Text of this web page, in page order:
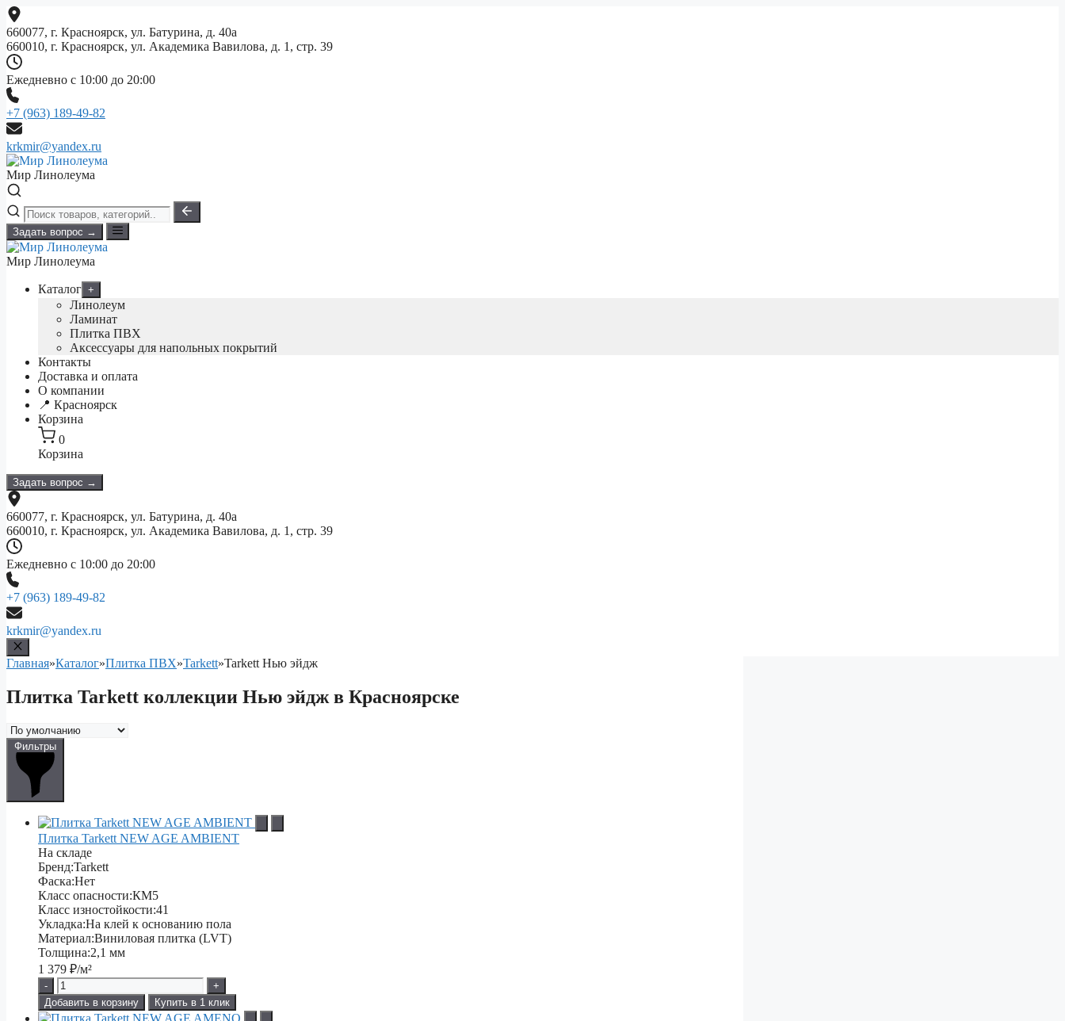
Перейти
к
содержимому
660077, г. Красноярск, ул. Батурина, д. 40а
660010, г. Красноярск, ул. Академика Вавилова, д. 1, стр. 39
Ежедневно с 10:00 до 20:00
+7 (963) 189-49-82
krkmir@yandex.ru
Мир Линолеума
Задать вопрос →
Мир Линолеума
Каталог +
Линолеум
Ламинат
Плитка ПВХ
Аксессуары для напольных покрытий
Контакты
Доставка и оплата
О компании
📍 Красноярск
Корзина
0
Корзина
Задать вопрос →
660077, г. Красноярск, ул. Батурина, д. 40а
660010, г. Красноярск, ул. Академика Вавилова, д. 1, стр. 39
Ежедневно с 10:00 до 20:00
+7 (963) 189-49-82
krkmir@yandex.ru
Главная»Каталог»Плитка ПВХ»Tarkett»Tarkett Нью эйдж
Плитка Tarkett коллекции Нью эйдж в Красноярске
Фильтры
Плитка Tarkett NEW AGE AMBIENT
На складе
Бренд:Tarkett
Фаска:Нет
Класс опасности:КМ5
Класс изностойкости:41
Укладка:На клей к основанию пола
Материал:Виниловая плитка (LVT)
Толщина:2,1 мм
1 379 ₽/м²
-
+
Добавить в корзину
Купить в 1 клик